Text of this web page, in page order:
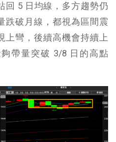
回 5 日均線，多方趨勢仍
跌破月線，都視為區間震
上彎，後續高機會持續上
帶量突破 3/8 日的高點